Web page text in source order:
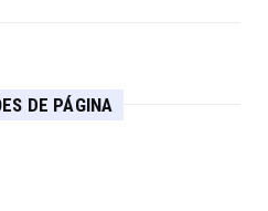
DE PÁGINA